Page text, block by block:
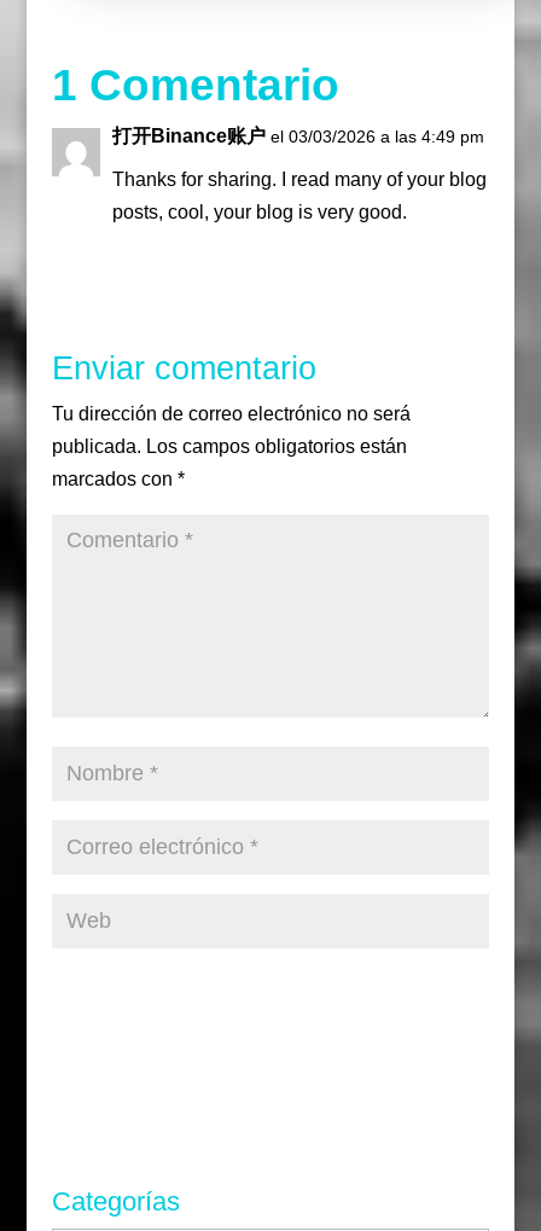
1 Comentario
打开Binance账户 el 03/03/2026 a las 4:49 pm
Thanks for sharing. I read many of your blog
posts, cool, your blog is very good.
Enviar comentario
Tu dirección de correo electrónico no será
publicada. Los campos obligatorios están
marcados con *
Categorías